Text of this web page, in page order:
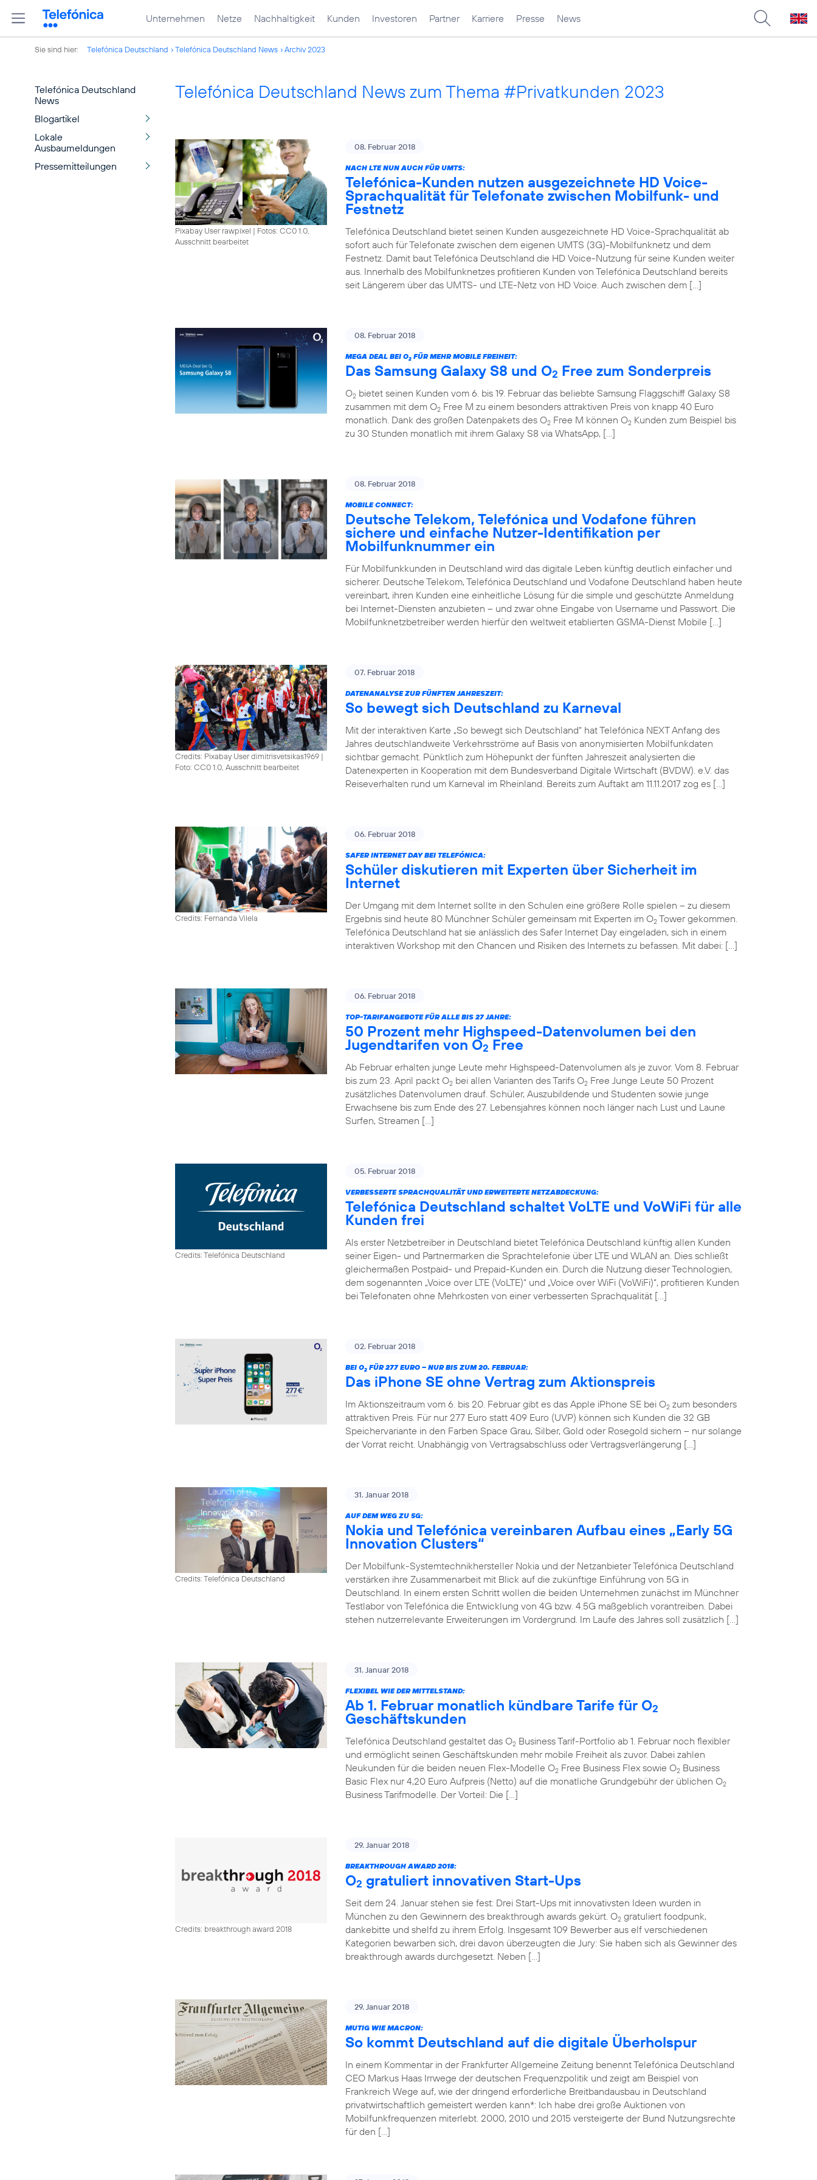
Unternehmen Netze Nachhaltigkeit Kunden Investoren Partner Karriere Presse News
Sie sind hier: Telefónica Deutschland Telefónica Deutschland News Archiv 2023
Telefónica Deutschland
News
Blogartikel
Lokale
Ausbaumeldungen
Pressemitteilungen
Telefónica Deutschland News zum Thema #Privatkunden 2023
Pixabay User rawpixel | Fotos: CC0 1.0,
Ausschnitt bearbeitet
08. Februar 2018
NACH LTE NUN AUCH FÜR UMTS:
Telefónica-Kunden nutzen ausgezeichnete HD Voice-
Sprachqualität für Telefonate zwischen Mobilfunk- und
Festnetz
Telefónica Deutschland bietet seinen Kunden ausgezeichnete HD Voice-Sprachqualität ab
sofort auch für Telefonate zwischen dem eigenen UMTS (3G)-Mobilfunknetz und dem
Festnetz. Damit baut Telefónica Deutschland die HD Voice-Nutzung für seine Kunden weiter
aus. Innerhalb des Mobilfunknetzes profitieren Kunden von Telefónica Deutschland bereits
seit Längerem über das UMTS- und LTE-Netz von HD Voice. Auch zwischen dem […]
08. Februar 2018
MEGA DEAL BEI O2 FÜR MEHR MOBILE FREIHEIT:
Das Samsung Galaxy S8 und O2 Free zum Sonderpreis
O2 bietet seinen Kunden vom 6. bis 19. Februar das beliebte Samsung Flaggschiff Galaxy S8
zusammen mit dem O2 Free M zu einem besonders attraktiven Preis von knapp 40 Euro
monatlich. Dank des großen Datenpakets des O2 Free M können O2 Kunden zum Beispiel bis
zu 30 Stunden monatlich mit ihrem Galaxy S8 via WhatsApp, […]
08. Februar 2018
MOBILE CONNECT:
Deutsche Telekom, Telefónica und Vodafone führen
sichere und einfache Nutzer-Identifikation per
Mobilfunknummer ein
Für Mobilfunkkunden in Deutschland wird das digitale Leben künftig deutlich einfacher und
sicherer. Deutsche Telekom, Telefónica Deutschland und Vodafone Deutschland haben heute
vereinbart, ihren Kunden eine einheitliche Lösung für die simple und geschützte Anmeldung
bei Internet-Diensten anzubieten – und zwar ohne Eingabe von Username und Passwort. Die
Mobilfunknetzbetreiber werden hierfür den weltweit etablierten GSMA-Dienst Mobile […]
Credits: Pixabay User dimitrisvetsikas1969 |
Foto: CC0 1.0, Ausschnitt bearbeitet
07. Februar 2018
DATENANALYSE ZUR FÜNFTEN JAHRESZEIT:
So bewegt sich Deutschland zu Karneval
Mit der interaktiven Karte „So bewegt sich Deutschland“ hat Telefónica NEXT Anfang des
Jahres deutschlandweite Verkehrsströme auf Basis von anonymisierten Mobilfunkdaten
sichtbar gemacht. Pünktlich zum Höhepunkt der fünften Jahreszeit analysierten die
Datenexperten in Kooperation mit dem Bundesverband Digitale Wirtschaft (BVDW). e.V. das
Reiseverhalten rund um Karneval im Rheinland. Bereits zum Auftakt am 11.11.2017 zog es […]
Credits: Fernanda Vilela
06. Februar 2018
SAFER INTERNET DAY BEI TELEFÓNICA:
Schüler diskutieren mit Experten über Sicherheit im
Internet
Der Umgang mit dem Internet sollte in den Schulen eine größere Rolle spielen – zu diesem
Ergebnis sind heute 80 Münchner Schüler gemeinsam mit Experten im O2 Tower gekommen.
Telefónica Deutschland hat sie anlässlich des Safer Internet Day eingeladen, sich in einem
interaktiven Workshop mit den Chancen und Risiken des Internets zu befassen. Mit dabei: […]
06. Februar 2018
TOP-TARIFANGEBOTE FÜR ALLE BIS 27 JAHRE:
50 Prozent mehr Highspeed-Datenvolumen bei den
Jugendtarifen von O2 Free
Ab Februar erhalten junge Leute mehr Highspeed-Datenvolumen als je zuvor. Vom 8. Februar
bis zum 23. April packt O2 bei allen Varianten des Tarifs O2 Free Junge Leute 50 Prozent
zusätzliches Datenvolumen drauf. Schüler, Auszubildende und Studenten sowie junge
Erwachsene bis zum Ende des 27. Lebensjahres können noch länger nach Lust und Laune
Surfen, Streamen […]
Credits: Telefónica Deutschland
05. Februar 2018
VERBESSERTE SPRACHQUALITÄT UND ERWEITERTE NETZABDECKUNG:
Telefónica Deutschland schaltet VoLTE und VoWiFi für alle
Kunden frei
Als erster Netzbetreiber in Deutschland bietet Telefónica Deutschland künftig allen Kunden
seiner Eigen- und Partnermarken die Sprachtelefonie über LTE und WLAN an. Dies schließt
gleichermaßen Postpaid- und Prepaid-Kunden ein. Durch die Nutzung dieser Technologien,
dem sogenannten „Voice over LTE (VoLTE)“ und „Voice over WiFi (VoWiFi)“, profitieren Kunden
bei Telefonaten ohne Mehrkosten von einer verbesserten Sprachqualität […]
02. Februar 2018
BEI O2 FÜR 277 EURO – NUR BIS ZUM 20. FEBRUAR:
Das iPhone SE ohne Vertrag zum Aktionspreis
Im Aktionszeitraum vom 6. bis 20. Februar gibt es das Apple iPhone SE bei O2 zum besonders
attraktiven Preis. Für nur 277 Euro statt 409 Euro (UVP) können sich Kunden die 32 GB
Speichervariante in den Farben Space Grau, Silber, Gold oder Rosegold sichern – nur solange
der Vorrat reicht. Unabhängig von Vertragsabschluss oder Vertragsverlängerung […]
Credits: Telefónica Deutschland
31. Januar 2018
AUF DEM WEG ZU 5G:
Nokia und Telefónica vereinbaren Aufbau eines „Early 5G
Innovation Clusters“
Der Mobilfunk-Systemtechnikhersteller Nokia und der Netzanbieter Telefónica Deutschland
verstärken ihre Zusammenarbeit mit Blick auf die zukünftige Einführung von 5G in
Deutschland. In einem ersten Schritt wollen die beiden Unternehmen zunächst im Münchner
Testlabor von Telefónica die Entwicklung von 4G bzw. 4.5G maßgeblich vorantreiben. Dabei
stehen nutzerrelevante Erweiterungen im Vordergrund. Im Laufe des Jahres soll zusätzlich […]
31. Januar 2018
FLEXIBEL WIE DER MITTELSTAND:
Ab 1. Februar monatlich kündbare Tarife für O2
Geschäftskunden
Telefónica Deutschland gestaltet das O2 Business Tarif-Portfolio ab 1. Februar noch flexibler
und ermöglicht seinen Geschäftskunden mehr mobile Freiheit als zuvor. Dabei zahlen
Neukunden für die beiden neuen Flex-Modelle O2 Free Business Flex sowie O2 Business
Basic Flex nur 4,20 Euro Aufpreis (Netto) auf die monatliche Grundgebühr der üblichen O2
Business Tarifmodelle. Der Vorteil: Die […]
Credits: breakthrough award 2018
29. Januar 2018
BREAKTHROUGH AWARD 2018:
O2 gratuliert innovativen Start-Ups
Seit dem 24. Januar stehen sie fest: Drei Start-Ups mit innovativsten Ideen wurden in
München zu den Gewinnern des breakthrough awards gekürt. O2 gratuliert foodpunk,
dankebitte und shelfd zu ihrem Erfolg. Insgesamt 109 Bewerber aus elf verschiedenen
Kategorien bewarben sich, drei davon überzeugten die Jury: Sie haben sich als Gewinner des
breakthrough awards durchgesetzt. Neben […]
29. Januar 2018
MUTIG WIE MACRON:
So kommt Deutschland auf die digitale Überholspur
In einem Kommentar in der Frankfurter Allgemeine Zeitung benennt Telefónica Deutschland
CEO Markus Haas Irrwege der deutschen Frequenzpolitik und zeigt am Beispiel von
Frankreich Wege auf, wie der dringend erforderliche Breitbandausbau in Deutschland
privatwirtschaftlich gemeistert werden kann*: Ich habe drei große Auktionen von
Mobilfunkfrequenzen miterlebt. 2000, 2010 und 2015 versteigerte der Bund Nutzungsrechte
für den […]